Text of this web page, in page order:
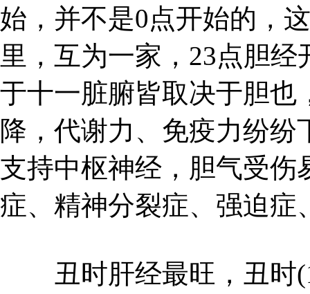
始，并不是0点开始的，
里，互为一家，23点胆
于十一脏腑皆取决于胆也
降，代谢力、免疫力纷
支持中枢神经，胆气受伤
症、精神分裂症、强迫症
丑时肝经最旺，丑时